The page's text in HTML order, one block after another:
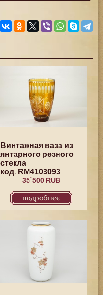
Винтажная ваза из
янтарного резного
стекла
код. RM4103093
35`500 RUB
подробнее